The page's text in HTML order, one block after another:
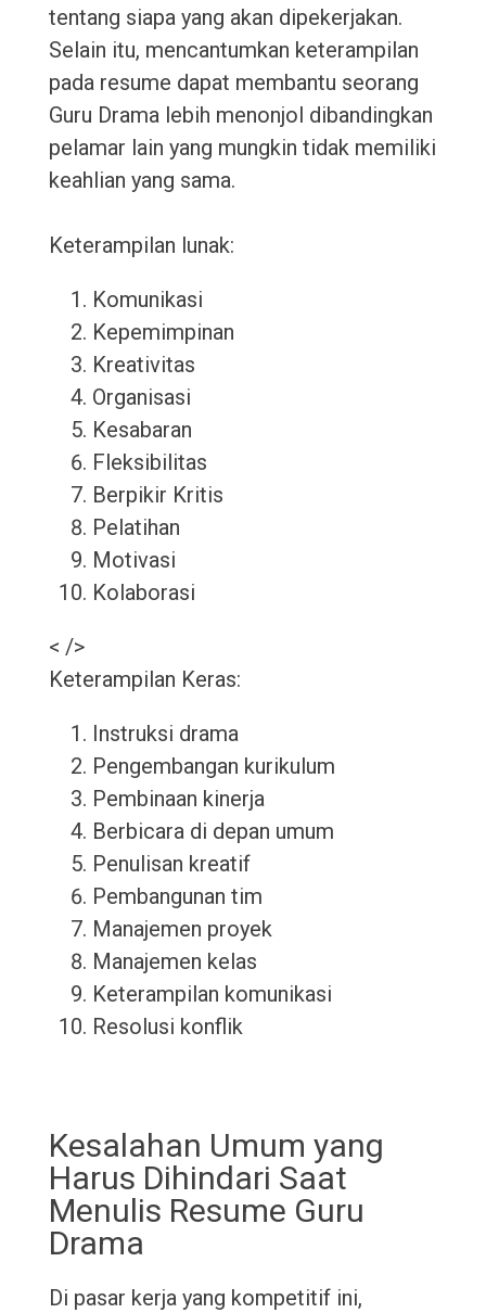
tentang siapa yang akan dipekerjakan.
Selain itu, mencantumkan keterampilan
pada resume dapat membantu seorang
Guru Drama lebih menonjol dibandingkan
pelamar lain yang mungkin tidak memiliki
keahlian yang sama.
Keterampilan lunak:
Komunikasi
Kepemimpinan
Kreativitas
Organisasi
Kesabaran
Fleksibilitas
Berpikir Kritis
Pelatihan
Motivasi
Kolaborasi
< />
Keterampilan Keras:
Instruksi drama
Pengembangan kurikulum
Pembinaan kinerja
Berbicara di depan umum
Penulisan kreatif
Pembangunan tim
Manajemen proyek
Manajemen kelas
Keterampilan komunikasi
Resolusi konflik
Kesalahan Umum yang
Harus Dihindari Saat
Menulis Resume Guru
Drama
Di pasar kerja yang kompetitif ini,